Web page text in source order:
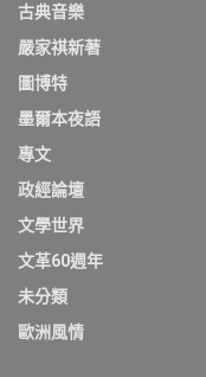
古典音樂
嚴家祺新著
圖博特
墨爾本夜語
專文
政經論壇
文學世界
文革60週年
未分類
歐洲風情